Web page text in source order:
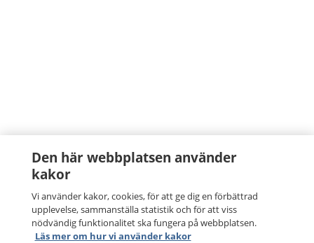
Den här webbplatsen använder
kakor
Vi använder kakor, cookies, för att ge dig en förbättrad
upplevelse, sammanställa statistik och för att viss
nödvändig funktionalitet ska fungera på webbplatsen.
Läs mer om hur vi använder kakor